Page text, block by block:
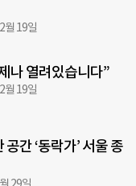
월 19일
나 열려있습니다”
월 19일
간 ‘동락가’ 서울 종